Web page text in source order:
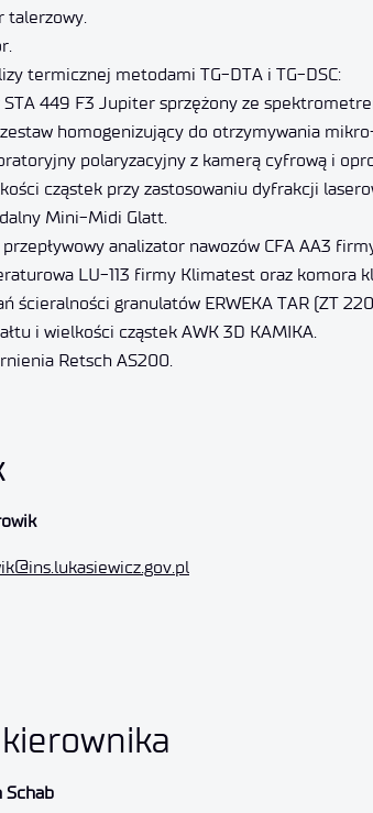
talerzowy.
termicznej metodami TG-DTA i TG-DSC:
449 F3 Jupiter sprzężony ze
homogenizujący do otrzymywania
polaryzacyjny z kamerą cyfrową i
cząstek przy zastosowaniu dyfrakcji
Mini-Midi Glatt.
analizator nawozów CFA AA3
LU-113 firmy Klimatest oraz komora
ścieralności granulatów ERWEKA TAR (ZT
i wielkości cząstek AWK 3D KAMIKA.
Retsch AS200.
Schab